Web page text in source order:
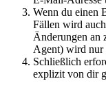
Wenn du einen
Fällen wird
Änderungen an
Agent) wird nur
Schließlich
explizit von dir